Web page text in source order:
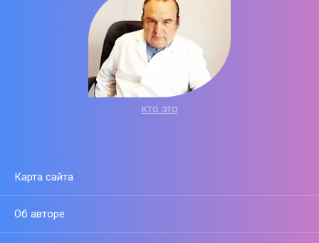
кто это
Карта сайта
Об авторе